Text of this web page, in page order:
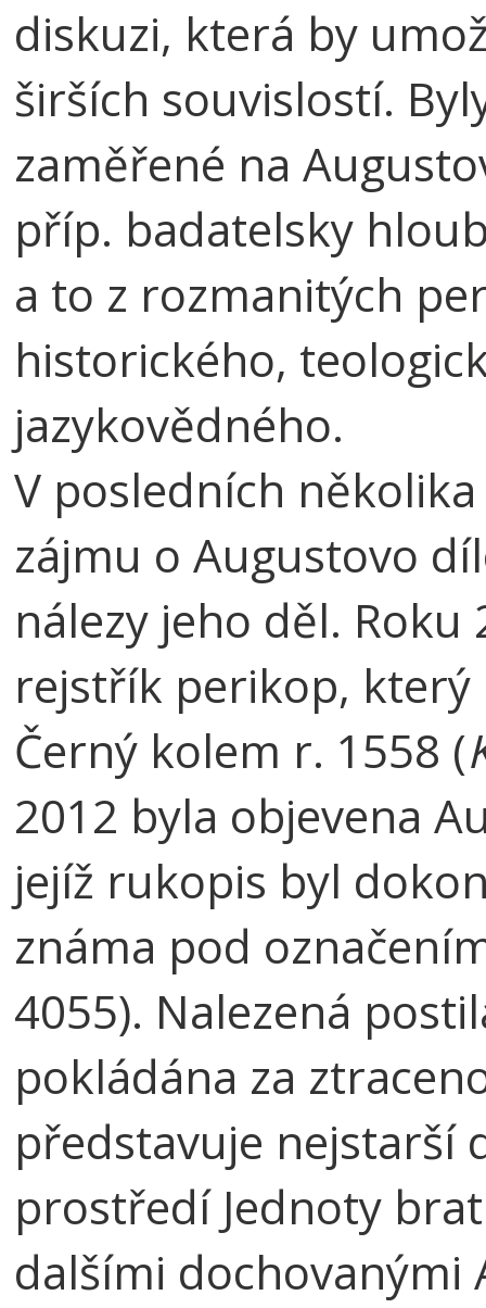
diskuzi, která by
širších souvislostí.
zaměřené na
příp. badatelsky
a to z rozmanitých
historického,
jazykovědného.
V posledních
zájmu o Augustovo
nálezy jeho děl.
rejstřík perikop, který
Černý kolem r. 1558 (
2012 byla objevena
jejíž rukopis byl
známa pod
4055). Nalezená
pokládána za
představuje nejstarší
prostředí Jednoty
dalšími dochovanými